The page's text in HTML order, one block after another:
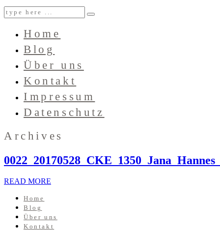
Home
Blog
Über uns
Kontakt
Impressum
Datenschutz
Archives
READ MORE
Home
Blog
Über uns
Kontakt